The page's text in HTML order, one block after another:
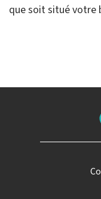
que soit situé votre